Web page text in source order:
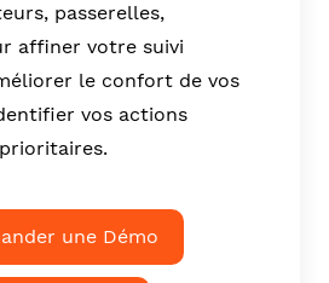
passerelles,
affiner votre suivi
le confort de vos
vos actions
une Démo